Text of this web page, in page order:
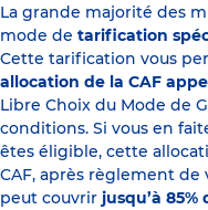
La grande majorité des
mode de tarification
Cette tarification vous
allocation de la CAF
Libre Choix du Mode de
conditions. Si vous en
êtes éligible, cette
CAF, après règlement
peut couvrir jusqu’à